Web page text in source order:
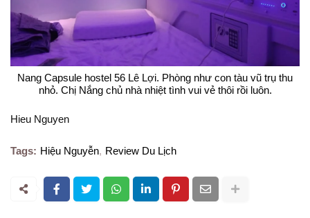
Nang Capsule hostel 56 Lê Lợi. Phòng như con tàu vũ trụ thu
nhỏ. Chị Nắng chủ nhà nhiệt tình vui vẻ thôi rồi luôn.
Hieu Nguyen
Tags: Hiệu Nguyễn Review Du Lịch